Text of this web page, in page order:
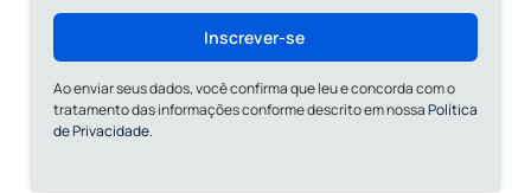
Inscrever-se
Ao enviar seus dados, você confirma que leu e concorda com o
tratamento das informações conforme descrito em nossaPolítica
de Privacidade.